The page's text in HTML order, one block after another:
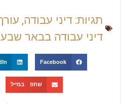
תגיות:דיני עבודה,עורך
דיני עבודה בבאר שבע
Facebook
שתפ במייל